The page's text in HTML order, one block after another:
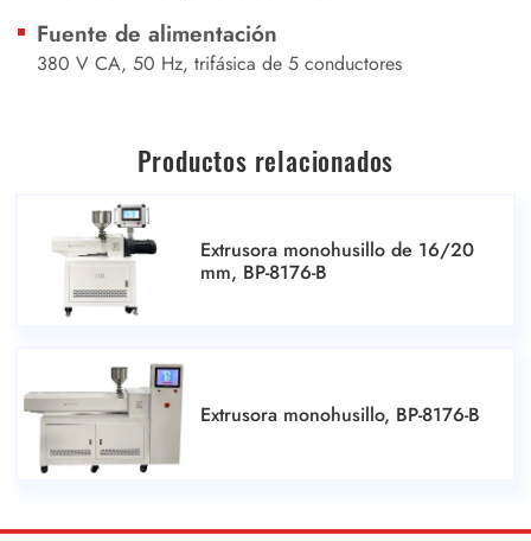
Fuente de alimentación
380 V CA, 50 Hz, trifásica de 5 conductores
Productos relacionados
Extrusora monohusillo de 16/20
mm, BP-8176-B
Extrusora monohusillo, BP-8176-B